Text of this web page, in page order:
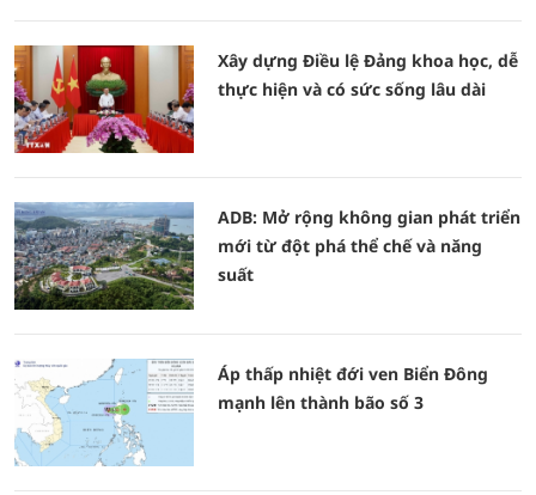
Xây dựng Điều lệ Đảng khoa học, dễ
thực hiện và có sức sống lâu dài
ADB: Mở rộng không gian phát triển
mới từ đột phá thể chế và năng
suất
Áp thấp nhiệt đới ven Biển Đông
mạnh lên thành bão số 3